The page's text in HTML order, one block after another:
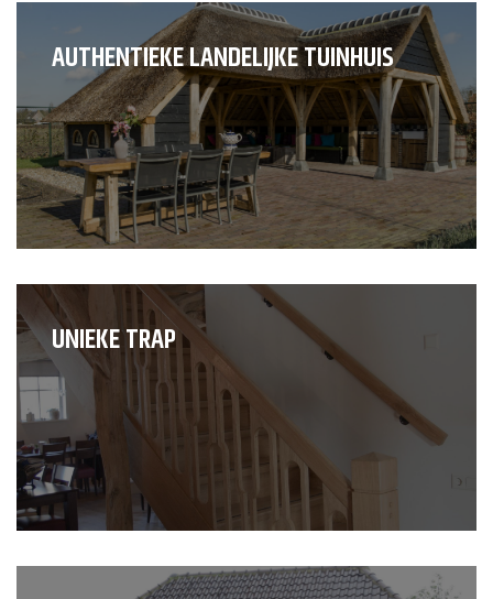
AUTHENTIEKE LANDELIJKE TUINHUIS
UNIEKE TRAP